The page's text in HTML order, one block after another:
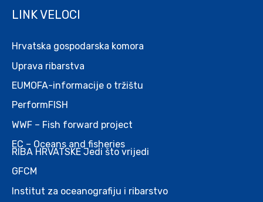
LINK VELOCI
Hrvatska gospodarska komora
Uprava ribarstva
EUMOFA-informacije o tržištu
PerformFISH
WWF – Fish forward project
EC – Oceans and fisheries
RIBA HRVATSKE Jedi što vrijedi
GFCM
Institut za oceanografiju i ribarstvo